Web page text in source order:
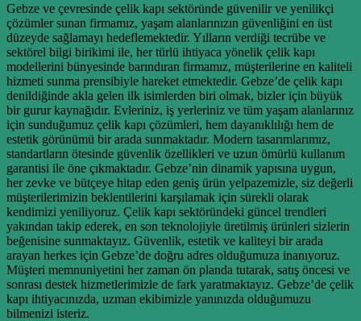
Gebze ve çevresinde çelik kapı sektöründe güvenilir ve yenilikçi
çözümler sunan firmamız, yaşam alanlarınızın güvenliğini en üst
düzeyde sağlamayı hedeflemektedir. Yılların verdiği tecrübe ve
sektörel bilgi birikimi ile, her türlü ihtiyaca yönelik çelik kapı
modellerini bünyesinde barındıran firmamız, müşterilerine en kaliteli
hizmeti sunma prensibiyle hareket etmektedir. Gebze’de çelik kapı
denildiğinde akla gelen ilk isimlerden biri olmak, bizler için büyük
bir gurur kaynağıdır. Evleriniz, iş yerleriniz ve tüm yaşam alanlarınız
için sunduğumuz çelik kapı çözümleri, hem dayanıklılığı hem de
estetik görünümü bir arada sunmaktadır. Modern tasarımlarımız,
standartların ötesinde güvenlik özellikleri ve uzun ömürlü kullanım
garantisi ile öne çıkmaktadır. Gebze’nin dinamik yapısına uygun,
her zevke ve bütçeye hitap eden geniş ürün yelpazemizle, siz değerli
müşterilerimizin beklentilerini karşılamak için sürekli olarak
kendimizi yeniliyoruz. Çelik kapı sektöründeki güncel trendleri
yakından takip ederek, en son teknolojiyle üretilmiş ürünleri sizlerin
beğenisine sunmaktayız. Güvenlik, estetik ve kaliteyi bir arada
arayan herkes için Gebze’de doğru adres olduğumuza inanıyoruz.
Müşteri memnuniyetini her zaman ön planda tutarak, satış öncesi ve
sonrası destek hizmetlerimizle de fark yaratmaktayız. Gebze’de çelik
kapı ihtiyacınızda, uzman ekibimizle yanınızda olduğumuzu
bilmenizi isteriz.